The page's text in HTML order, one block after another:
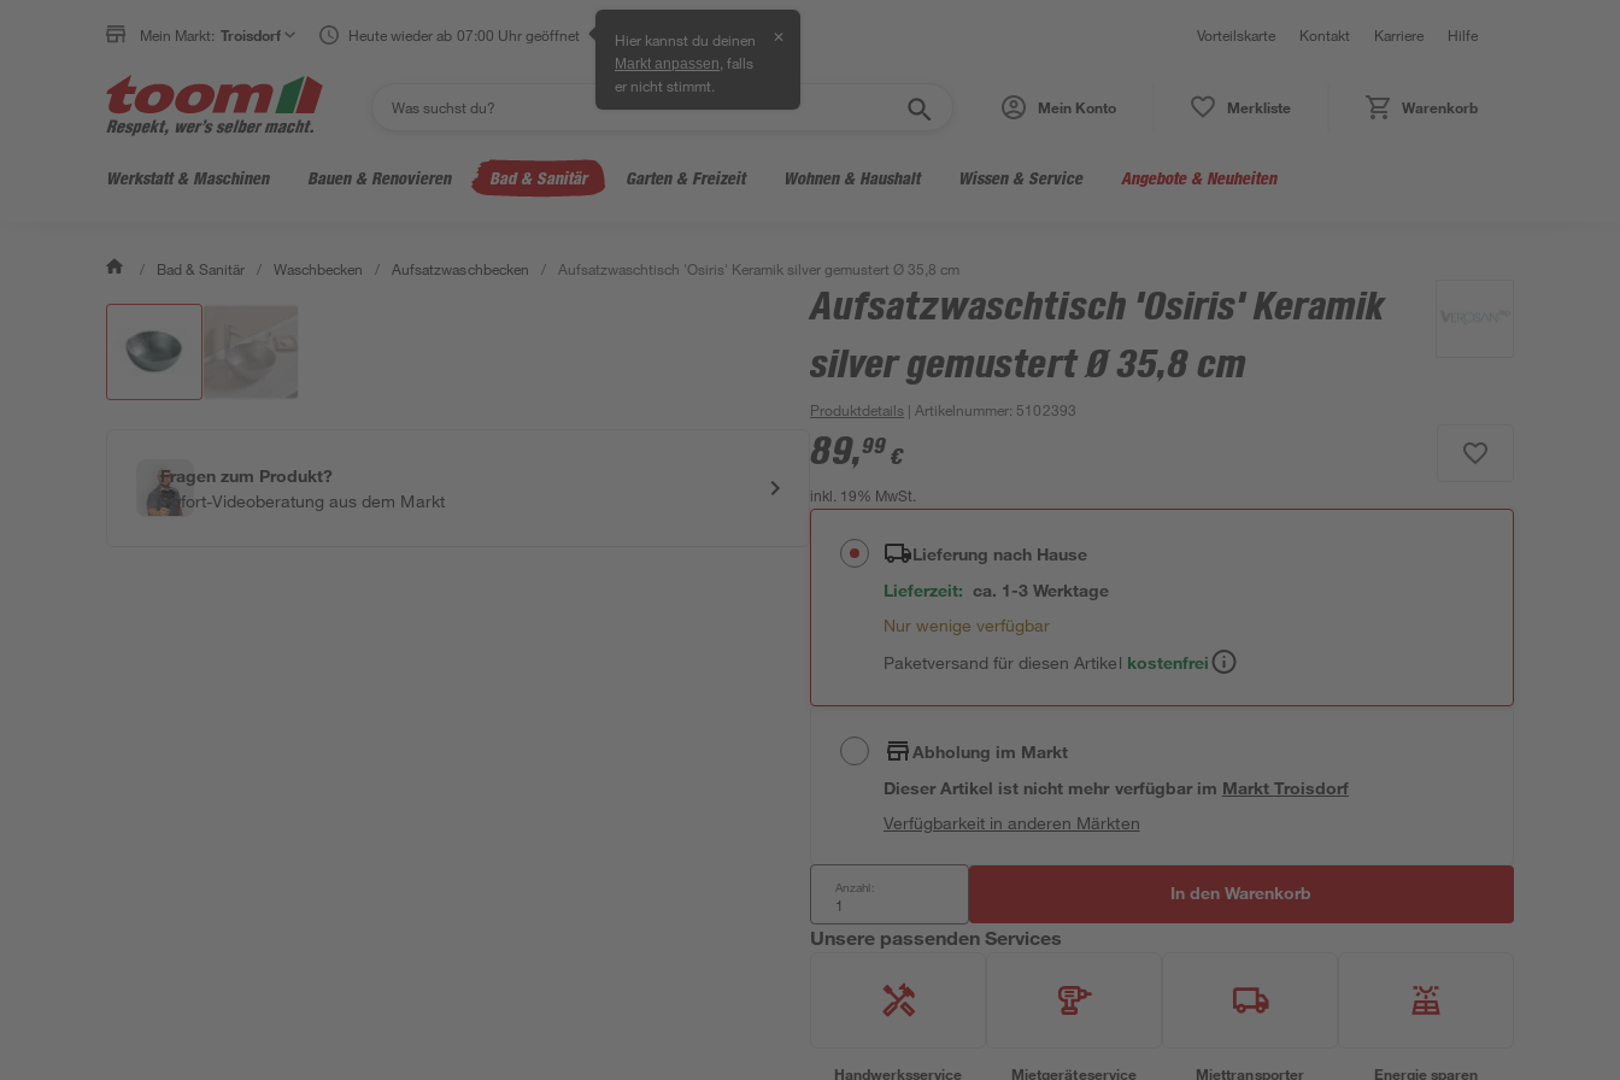
Mein Markt: Troisdorf Heute wieder ab 07:00 Uhr geöffnet Hier kannst du deinen
Markt anpassen , falls
er nicht stimmt.
✕ Vorteilskarte Kontakt Karriere Hilfe
Mein Konto Merkliste Warenkorb
Werkstatt & Maschinen Bauen & Renovieren Bad & Sanitär Garten & Freizeit Wohnen & Haushalt Wissen & Service Angebote & Neuheiten
/ Bad & Sanitär / Waschbecken / Aufsatzwaschbecken / Aufsatzwaschtisch 'Osiris' Keramik silver gemustert Ø 35,8 cm
Fragen zum Produkt?
Sofort-Videoberatung aus dem Markt
Aufsatzwaschtisch 'Osiris' Keramik
silver gemustert Ø 35,8 cm
Produktdetails | Artikelnummer: 5102393
89,99 €
inkl. 19% MwSt.
Lieferung nach Hause
Lieferzeit: ca. 1-3 Werktage
Nur wenige verfügbar
Paketversand für diesen Artikel kostenfrei
Abholung im Markt
Dieser Artikel ist nicht mehr verfügbar im Markt Troisdorf
Verfügbarkeit in anderen Märkten
Anzahl: In den Warenkorb
Unsere passenden Services
Handwerksservice Mietgeräteservice Miettransporter Energie sparen